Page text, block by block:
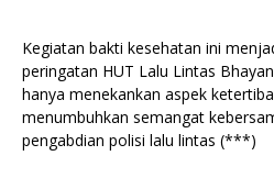
Kegiatan bakti kesehatan ini
peringatan HUT Lalu Lintas
hanya menekankan aspek
menumbuhkan semangat
pengabdian polisi lalu lintas (***)